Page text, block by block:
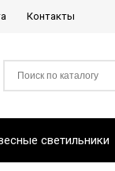
Контакты
светильники